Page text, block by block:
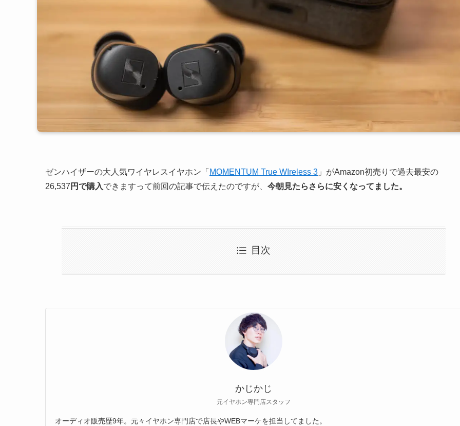
ゼンハイザーの大人気ワイヤレスイヤホン「 MOMENTUM True WIreless 3 」がAmazon初売りで過去最安の
26,537 円で購入できますって前回の記事で伝えたのですが、 今朝見たらさらに安くなってました。
目次
かじかじ
元イヤホン専門店スタッフ
オーディオ販売歴9年。元々イヤホン専門店で店長やWEBマーケを担当してました。